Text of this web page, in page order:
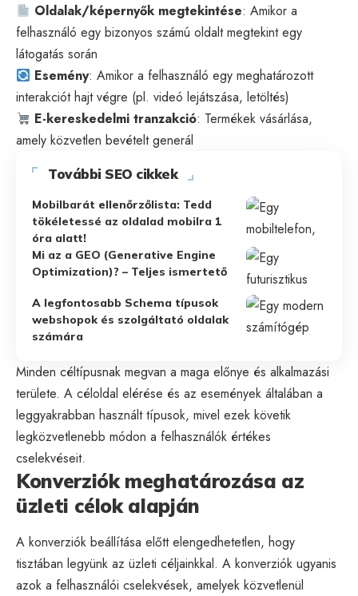
Oldalak/képernyők megtekintése: Amikor a
felhasználó egy bizonyos számú oldalt megtekint egy
látogatás során
Esemény: Amikor a felhasználó egy meghatározott
interakciót hajt végre (pl. videó lejátszása, letöltés)
E-kereskedelmi tranzakció: Termékek vásárlása,
amely közvetlen bevételt generál
További SEO cikkek
Mobilbarát ellenőrzőlista: Tedd
tökéletessé az oldalad mobilra 1
óra alatt!
Mi az a GEO (Generative Engine
Optimization)? – Teljes ismertető
A legfontosabb Schema típusok
webshopok és szolgáltató oldalak
számára
Minden céltípusnak megvan a maga előnye és alkalmazási
területe. A céloldal elérése és az események általában a
leggyakrabban használt típusok, mivel ezek követik
legközvetlenebb módon a felhasználók értékes
cselekvéseit.
Konverziók meghatározása az
üzleti célok alapján
A konverziók beállítása előtt elengedhetetlen, hogy
tisztában legyünk az üzleti céljainkkal. A konverziók ugyanis
azok a felhasználói cselekvések, amelyek közvetlenül